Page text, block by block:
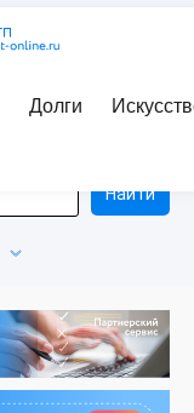
Долги
Найти